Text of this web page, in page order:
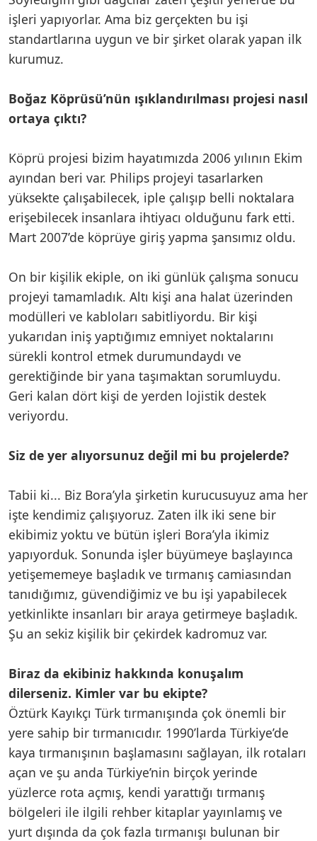
işleri yapıyorlar. Ama biz gerçekten bu işi
standartlarına uygun ve bir şirket olarak yapan ilk
kurumuz.
Boğaz Köprüsü’nün ışıklandırılması projesi nasıl
ortaya çıktı?
Köprü projesi bizim hayatımızda 2006 yılının Ekim
ayından beri var. Philips projeyi tasarlarken
yüksekte çalışabilecek, iple çalışıp belli noktalara
erişebilecek insanlara ihtiyacı olduğunu fark etti.
Mart 2007’de köprüye giriş yapma şansımız oldu.
On bir kişilik ekiple, on iki günlük çalışma sonucu
projeyi tamamladık. Altı kişi ana halat üzerinden
modülleri ve kabloları sabitliyordu. Bir kişi
yukarıdan iniş yaptığımız emniyet noktalarını
sürekli kontrol etmek durumundaydı ve
gerektiğinde bir yana taşımaktan sorumluydu.
Geri kalan dört kişi de yerden lojistik destek
veriyordu.
Siz de yer alıyorsunuz değil mi bu projelerde?
Tabii ki... Biz Bora’yla şirketin kurucusuyuz ama her
işte kendimiz çalışıyoruz. Zaten ilk iki sene bir
ekibimiz yoktu ve bütün işleri Bora’yla ikimiz
yapıyorduk. Sonunda işler büyümeye başlayınca
yetişememeye başladık ve tırmanış camiasından
tanıdığımız, güvendiğimiz ve bu işi yapabilecek
yetkinlikte insanları bir araya getirmeye başladık.
Şu an sekiz kişilik bir çekirdek kadromuz var.
Biraz da ekibiniz hakkında konuşalım
dilerseniz. Kimler var bu ekipte?
Öztürk Kayıkçı Türk tırmanışında çok önemli bir
yere sahip bir tırmanıcıdır. 1990’larda Türkiye’de
kaya tırmanışının başlamasını sağlayan, ilk rotaları
açan ve şu anda Türkiye’nin birçok yerinde
yüzlerce rota açmış, kendi yarattığı tırmanış
bölgeleri ile ilgili rehber kitaplar yayınlamış ve
yurt dışında da çok fazla tırmanışı bulunan bir